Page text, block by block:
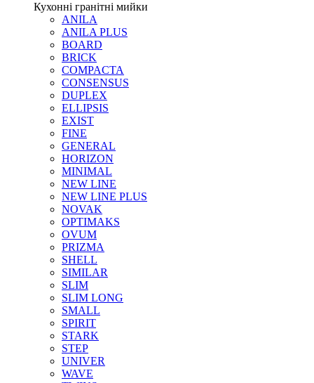
Кухонні гранітні мийки
ANILA
ANILA PLUS
BOARD
BRICK
COMPACTA
CONSENSUS
DUPLEX
ELLIPSIS
EXIST
FINE
GENERAL
HORIZON
MINIMAL
NEW LINE
NEW LINE PLUS
NOVAK
OPTIMAKS
OVUM
PRIZMA
SHELL
SIMILAR
SLIM
SLIM LONG
SMALL
SPIRIT
STARK
STEP
UNIVER
WAVE